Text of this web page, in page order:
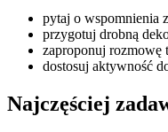
pytaj o wspomnienia
przygotuj drobną
zaproponuj rozmowę
dostosuj aktywność
Najczęściej